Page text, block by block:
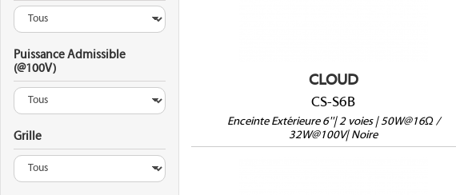
CLOUD
CS-S6B
Enceinte Extérieure 6''| 2 voies | 50W@16Ω /
32W@100V| Noire
Puissance Admissible
(@100V)
Grille